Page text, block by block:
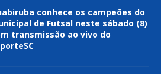
conhece os campeões do
de Futsal neste sábado (8)
transmissão ao vivo do